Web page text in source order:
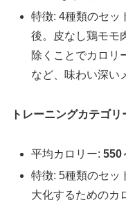
特徴: 4種類のセッ
後。皮なし鶏モモ
除くことでカロリ
など、味わい深い
トレーニングカテゴリ
平均カロリー:550
特徴: 5種類のセッ
大化するためのカ